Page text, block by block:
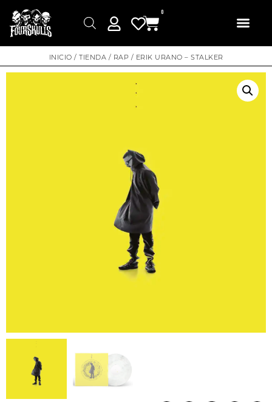
0
INICIO / TIENDA / RAP / ERIK URANO – STALKER